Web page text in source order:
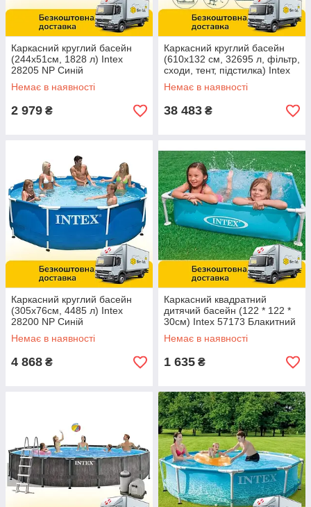
Каркасний круглий басейн
(244х51см, 1828 л) Intex
28205 NP Синій
Немає в наявності
2 979 ₴
Каркасний круглий басейн
(610x132 см, 32695 л, фільтр,
сходи, тент, підстилка) Intex
26756 NP Сірий
Немає в наявності
38 483 ₴
Каркасний круглий басейн
(305х76см, 4485 л) Intex
28200 NP Синій
Немає в наявності
4 868 ₴
Каркасний квадратний
дитячий басейн (122 * 122 *
30см) Intex 57173 Блакитний
Немає в наявності
1 635 ₴